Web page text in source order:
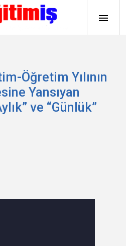
Öğretim Yılının
Yansıyan
ve “Günlük”